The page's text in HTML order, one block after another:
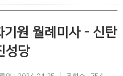
원 월례미사 - 신탄
성당